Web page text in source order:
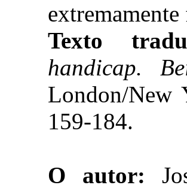
Texto
handicap.
London/New
159-184.
O autor: